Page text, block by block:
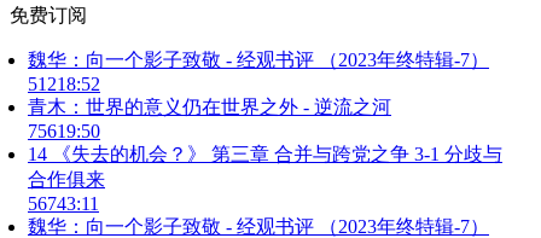
免费订阅
魏华：向一个影子致敬 - 经观书评 （2023年终特辑-7）
51218:52
青木：世界的意义仍在世界之外 - 逆流之河
75619:50
14 《失去的机会？》 第三章 合并与跨党之争 3-1 分歧与
合作俱来
56743:11
魏华：向一个影子致敬 - 经观书评 （2023年终特辑-7）